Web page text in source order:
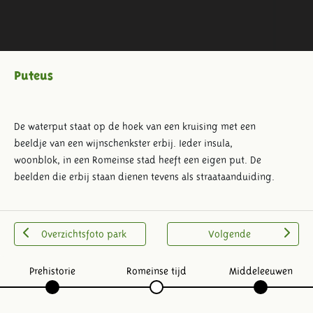
Puteus
De waterput staat op de hoek van een kruising met een
beeldje van een wijnschenkster erbij. Ieder insula,
woonblok, in een Romeinse stad heeft een eigen put. De
beelden die erbij staan dienen tevens als straataanduiding.
Overzichtsfoto park Volgende
Prehistorie Romeinse tijd Middeleeuwen